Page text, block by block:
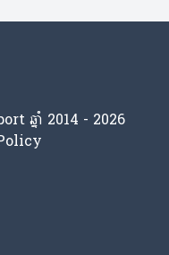
ឆ្នាំ 2014 - 2026